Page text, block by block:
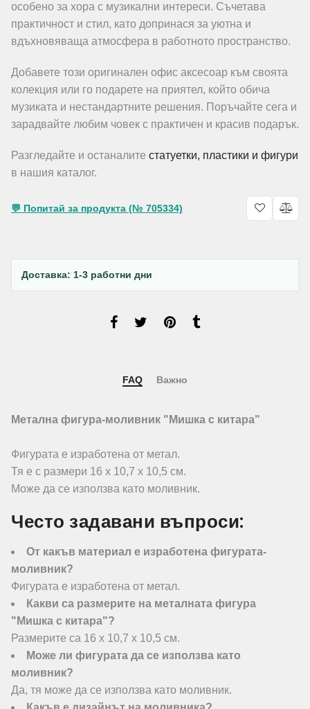
особено за хора с музикални интереси. Съчетава
практичност и стил, като допринася за уютна и
вдъхновяваща атмосфера в работното пространство.
Добавете този оригинален офис аксесоар към своята
колекция или го подарете на приятел, който обича
музиката и нестандартните решения. Поръчайте сега и
зарадвайте любим човек с практичен и красив подарък.
Разгледайте и останалите статуетки, пластики и фигури
в нашия каталог.
💬 Попитай за продукта (№ 705334)
Доставка: 1-3 работни дни
FAQ Важно
Метална фигура-моливник "Мишка с китара"
Фигурата е изработена от метал.
Тя е с размери 16 х 10,7 х 10,5 см.
Може да се използва като моливник.
Често задавани въпроси:
От какъв материал е изработена фигурата-
моливник?
Фигурата е изработена от метал.
Какви са размерите на металната фигура
"Мишка с китара"?
Размерите са 16 х 10,7 х 10,5 см.
Може ли фигурата да се използва като
моливник?
Да, тя може да се използва като моливник.